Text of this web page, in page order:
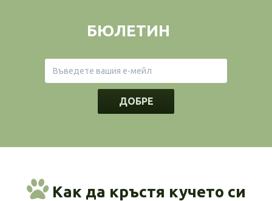
БЮЛЕТИН
ДОБРЕ
Как да кръстя кучето си